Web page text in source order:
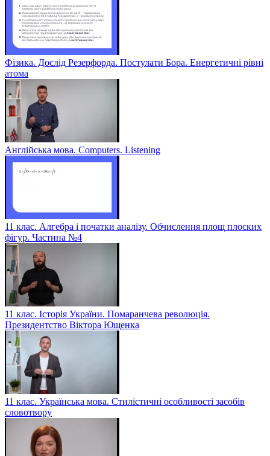
Фізика. Дослід Резерфорда. Постулати Бора. Енергетичні рівні
атома
Англійська мова. Computers. Listening
11 клас. Алгебра і початки аналізу. Обчислення площ плоских
фігур. Частина №4
11 клас. Історія України. Помаранчева революція.
Президентство Віктора Ющенка
11 клас. Українська мова. Стилістичні особливості засобів
словотвору